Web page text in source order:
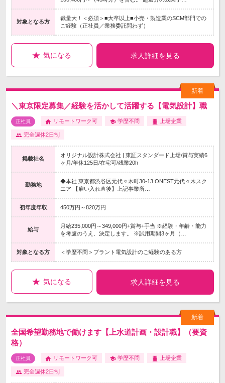
対象となる方
裁量大！＜必須＞■大卒以上■小売・製造業のSCM部門での
ご経験（正社員／業務委託問わず）
気になる 求人詳細を見る
＼東京限定募集／経験を活かして活躍する【電気設計】職
正社員 リモートワーク可 学歴不問 上場企業
完全週休2日制
掲載社名
オリジナル設計株式会社 | 東証スタンダード上場/賞与実績6
ヶ月/年休125日/在宅可/残業20h
勤務地
◆本社 東京都渋谷区元代々木町30-13 ONEST元代々木スク
エア 【雇い入れ直後】上記事業所…
初年度年収 450万円～820万円
給与
月給235,000円～349,000円+賞与+手当 ※経験・年齢・能力
を考慮のうえ、決定します。 ※試用期間3ヶ月（…
対象となる方 ＜学歴不問＞プラント電気設計のご経験のある方
気になる 求人詳細を見る
全国希望勤務地で働けます【上水道計画・設計職】（要資
格）
正社員 リモートワーク可 学歴不問 上場企業
完全週休2日制